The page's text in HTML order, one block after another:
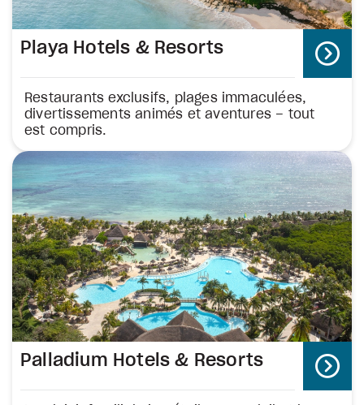
Playa Hotels & Resorts
Restaurants exclusifs, plages immaculées,
divertissements animés et aventures – tout
est compris.
Palladium Hotels & Resorts